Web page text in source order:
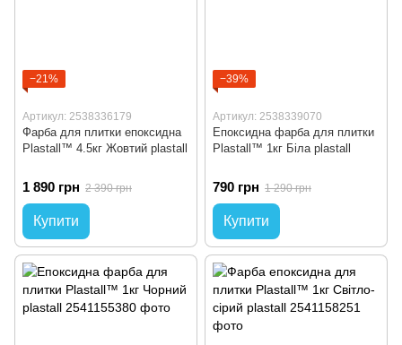
−21%
Артикул: 2538336179
Фарба для плитки епоксидна
Plastall™ 4.5кг Жовтий plastall
1 890 грн 2 390 грн
Купити
−39%
Артикул: 2538339070
Епоксидна фарба для плитки
Plastall™ 1кг Біла plastall
790 грн 1 290 грн
Купити